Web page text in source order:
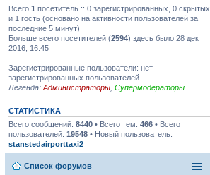
Всего 1 посетитель :: 0 зарегистрированных, 0 скрытых
и 1 гость (основано на активности пользователей за
последние 5 минут)
Больше всего посетителей (2594) здесь было 28 дек
2016, 16:45
Зарегистрированные пользователи: нет
зарегистрированных пользователей
Легенда: Администраторы Супермодераторы
СТАТИСТИКА
Всего сообщений: 8440 • Всего тем: 466 • Всего
пользователей: 19548 • Новый пользователь:
stanstedairporttaxi2
Список форумов